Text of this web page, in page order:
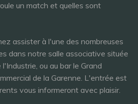
un match et quelles sont
assister à l'une des nombreuses
dans notre salle associative située
ou au bar le Grand
de la Garenne. L'entrée est
vous informeront avec plaisir.